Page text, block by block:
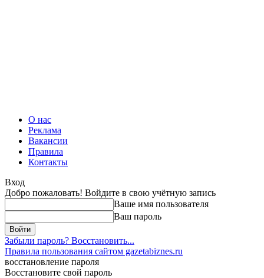
О нас
Реклама
Вакансии
Правила
Контакты
Вход
Добро пожаловать! Войдите в свою учётную запись
Ваше имя пользователя
Ваш пароль
Забыли пароль? Восстановить...
Правила пользования сайтом gazetabiznes.ru
восстановление пароля
Восстановите свой пароль